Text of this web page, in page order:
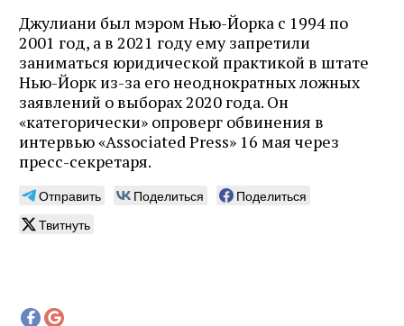
Джулиани был мэром Нью-Йорка с 1994 по
2001 год, а в 2021 году ему запретили
заниматься юридической практикой в ​​штате
Нью-Йорк из-за его неоднократных ложных
заявлений о выборах 2020 года. Он
«категорически» опроверг обвинения в
интервью «Associated Press» 16 мая через
пресс-секретаря.
Отправить Поделиться
Поделиться
Твитнуть